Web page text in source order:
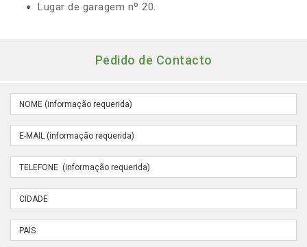
Lugar de garagem nº 20.
Pedido de Contacto